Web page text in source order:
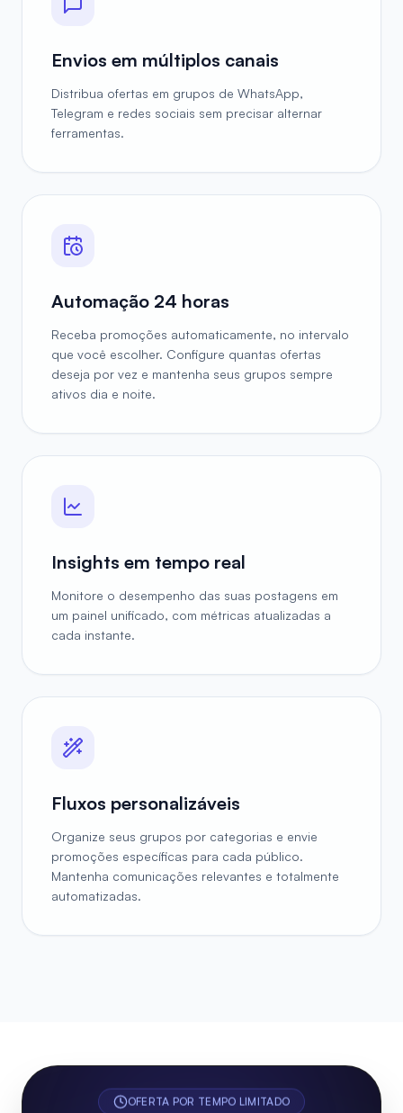
Envios em múltiplos canais
Distribua ofertas em grupos de WhatsApp,
Telegram e redes sociais sem precisar alternar
ferramentas.
Automação 24 horas
Receba promoções automaticamente, no intervalo
que você escolher. Configure quantas ofertas
deseja por vez e mantenha seus grupos sempre
ativos dia e noite.
Insights em tempo real
Monitore o desempenho das suas postagens em
um painel unificado, com métricas atualizadas a
cada instante.
Fluxos personalizáveis
Organize seus grupos por categorias e envie
promoções específicas para cada público.
Mantenha comunicações relevantes e totalmente
automatizadas.
OFERTA POR TEMPO LIMITADO